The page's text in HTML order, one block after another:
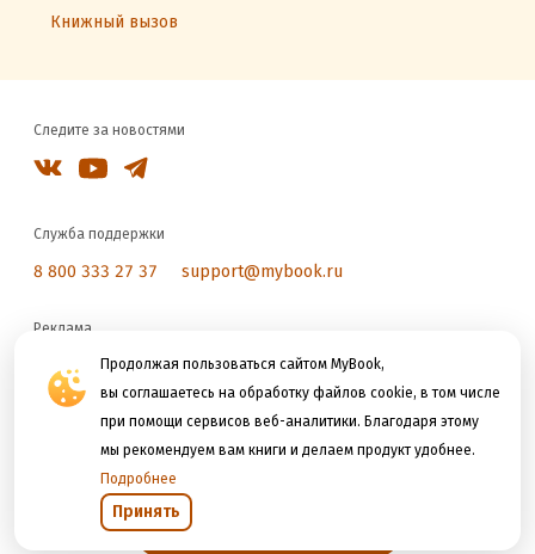
Продолжая пользоваться сайтом MyBook,
вы соглашаетесь на обработку файлов cookie, в том числе
при помощи сервисов веб-аналитики. Благодаря этому
мы рекомендуем вам книги и делаем продукт удобнее.
Подробнее
Принять
Книжный вызов
Следите за новостями
Служба поддержки
8 800 333 27 37 support@mybook.ru
Реклама
reklama@litres.ru
Мы принимаем к оплате
Открыть в приложении